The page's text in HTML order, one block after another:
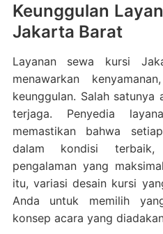
Keunggulan
Jakarta Barat
Layanan sewa kursi
menawarkan
keunggulan. Salah
terjaga. Penyedia
memastikan bahwa
dalam kondisi terbaik,
pengalaman yang
itu, variasi desain kursi
Anda untuk memilih
konsep acara yang